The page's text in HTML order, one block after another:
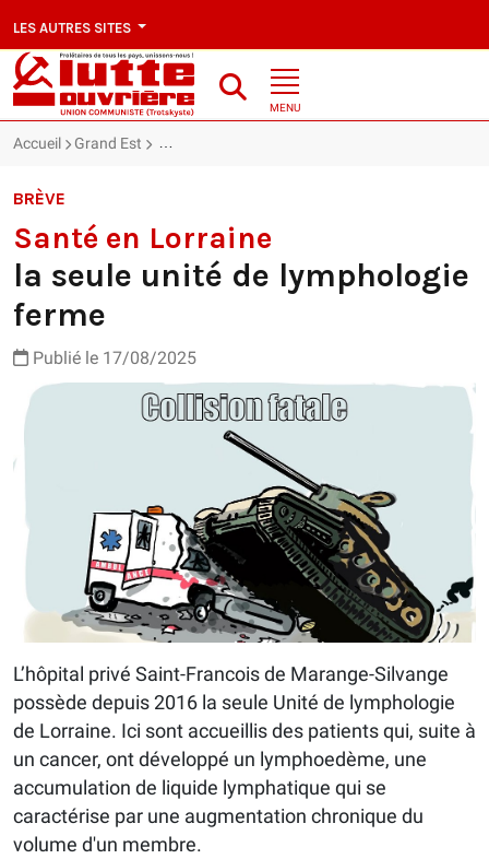
LES AUTRES SITES
MENU
Accueil Grand Est Santé en Lorraine : la seule unité de lymphologie
BRÈVE
Santé en Lorraine
la seule unité de lymphologie
ferme
Publié le 17/08/2025
L’hôpital privé Saint-Francois de Marange-Silvange
possède depuis 2016 la seule Unité de lymphologie
de Lorraine. Ici sont accueillis des patients qui, suite à
un cancer, ont développé un lymphoedème, une
accumulation de liquide lymphatique qui se
caractérise par une augmentation chronique du
volume d'un membre.